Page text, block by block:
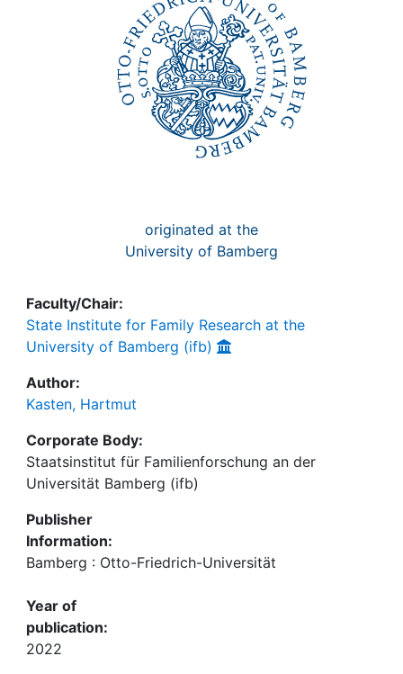
originated at the
University of Bamberg
Faculty/Chair:
State Institute for Family Research at the
University of Bamberg (ifb)
Author:
Kasten, Hartmut
Corporate Body:
Staatsinstitut für Familienforschung an der
Universität Bamberg (ifb)
Publisher
Information:
Bamberg : Otto-Friedrich-Universität
Year of
publication:
2022